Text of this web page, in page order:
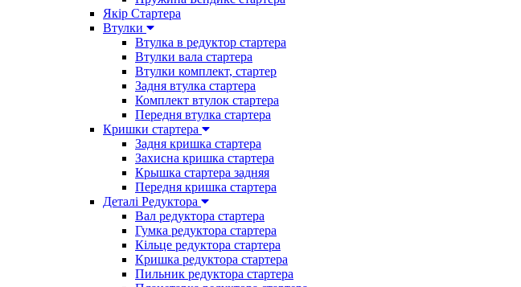
Якір Стартера
Втулки
Втулка в редуктор стартера
Втулки вала стартера
Втулки комплект, стартер
Задня втулка стартера
Комплект втулок стартера
Передня втулка стартера
Кришки стартера
Задня кришка стартера
Захисна кришка стартера
Крышка стартера задняя
Передня кришка стартера
Деталі Редуктора
Вал редуктора стартера
Гумка редуктора стартера
Кільце редуктора стартера
Кришка редуктора стартера
Пильник редуктора стартера